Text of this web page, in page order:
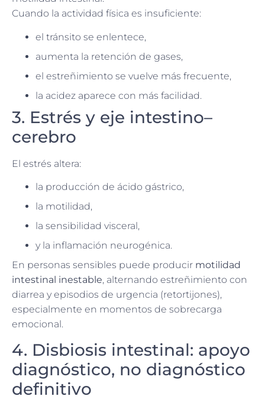
Cuando la actividad física es insuficiente:
el tránsito se enlentece,
aumenta la retención de gases,
el estreñimiento se vuelve más frecuente,
la acidez aparece con más facilidad.
3. Estrés y eje intestino–
cerebro
El estrés altera:
la producción de ácido gástrico,
la motilidad,
la sensibilidad visceral,
y la inflamación neurogénica.
En personas sensibles puede producir motilidad
intestinal inestable, alternando estreñimiento con
diarrea y episodios de urgencia (retortijones),
especialmente en momentos de sobrecarga
emocional.
4. Disbiosis intestinal: apoyo
diagnóstico, no diagnóstico
definitivo